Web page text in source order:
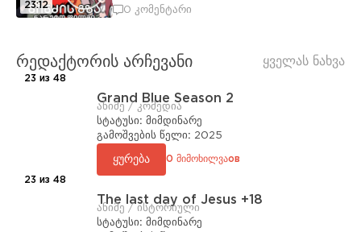
23:12
0 კომენტარი
რედაქტორის არჩევანი ყველას ნახვა
23 из 48
Grand Blue Season 2
ანიმე / კომედია
სტატუსი: მიმდინარე
გამოშვების წელი: 2025
ყურება 0 მიმოხილვაов
23 из 48
The last day of Jesus +18
ანიმე / ისტორიული
სტატუსი: მიმდინარე